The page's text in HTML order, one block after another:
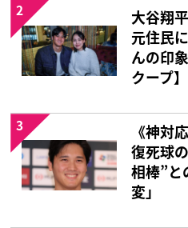
大谷翔
元住民
んの印
クープ】
2
《神対
復死球
相棒”と
変」
3